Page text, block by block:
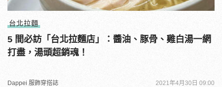
台北拉麵
5 間必訪「台北拉麵店」：醬油、豚骨、雞白湯一網
打盡，湯頭超銷魂！
Dappei 服飾穿搭誌 2021年4月30日 09:00